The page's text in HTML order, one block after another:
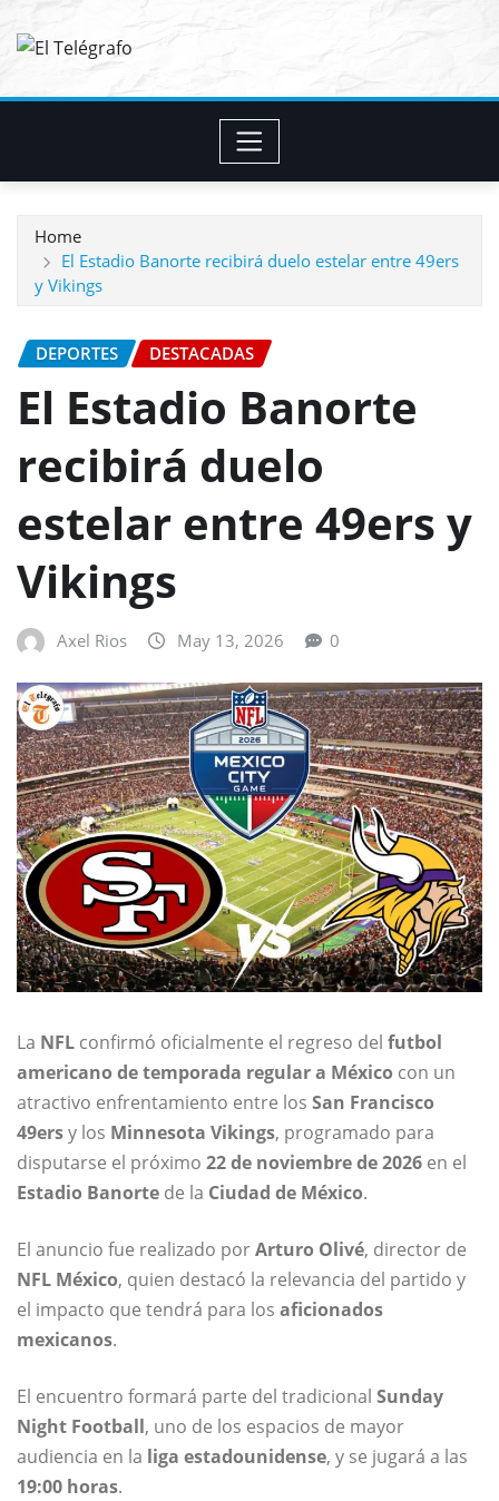
Home
El Estadio Banorte recibirá duelo estelar entre 49ers
y Vikings
DEPORTES DESTACADAS
El Estadio Banorte
recibirá duelo
estelar entre 49ers y
Vikings
Axel Rios May 13, 2026 0
La NFL confirmó oficialmente el regreso del futbol
americano de temporada regular a México con un
atractivo enfrentamiento entre los San Francisco
49ersy los Minnesota Vikings, programado para
disputarse el próximo 22 de noviembre de 2026 en el
Estadio Banorte de la Ciudad de México.
El anuncio fue realizado porArturo Olivé, director de
NFL México, quien destacó la relevancia del partido y
el impacto que tendrá para los aficionados
mexicanos.
El encuentro formará parte del tradicional Sunday
Night Football, uno de los espacios de mayor
audiencia en la liga estadounidense, y se jugará a las
19:00 horas.